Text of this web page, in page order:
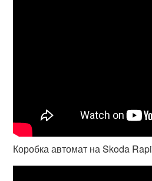
Коробка автомат на Skoda